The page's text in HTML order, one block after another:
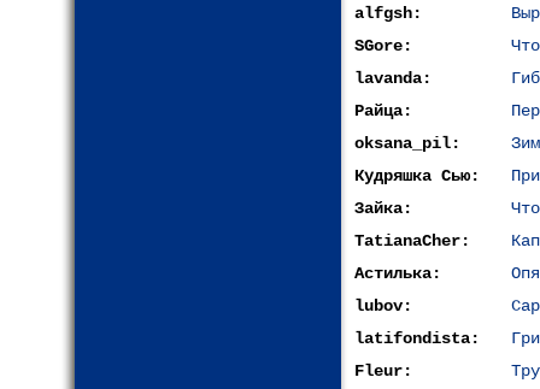
alfgsh:
SGore:
lavanda:
Райца:
oksana_pil:
Кудряшка Сью:
Зайка:
TatianaCher:
Астилька:
lubov:
latifondista:
Fleur: